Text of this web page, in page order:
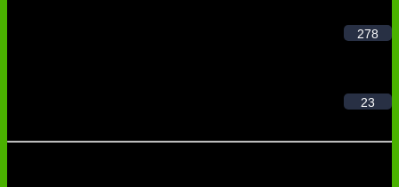
278
23